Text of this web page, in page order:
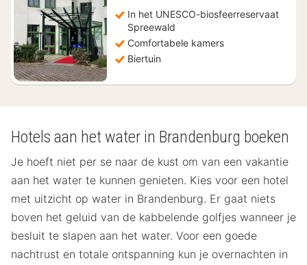
€
102,35
In het UNESCO-biosfeerreservaat
Spreewald
Comfortabele kamers
Biertuin
Hotels aan het water in Brandenburg boeken
Je hoeft niet per se naar de kust om van een vakantie
aan het water te kunnen genieten. Kies voor een hotel
met uitzicht op water in Brandenburg. Er gaat niets
boven het geluid van de kabbelende golfjes wanneer je
besluit te slapen aan het water. Voor een goede
nachtrust en totale ontspanning kun je overnachten in